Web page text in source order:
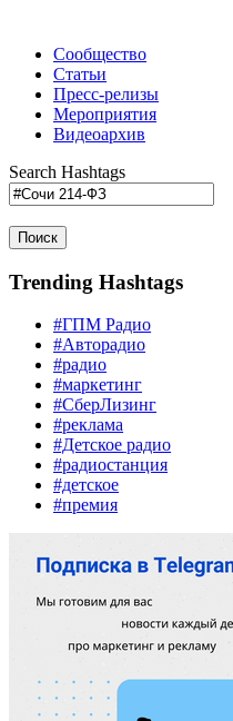
Сообщество
Статьи
Пресс-релизы
Мероприятия
Видеоархив
Search Hashtags
Поиск
Trending Hashtags
#ГПМ Радио
#Авторадио
#радио
#маркетинг
#СберЛизинг
#реклама
#Детское радио
#радиостанция
#детское
#премия